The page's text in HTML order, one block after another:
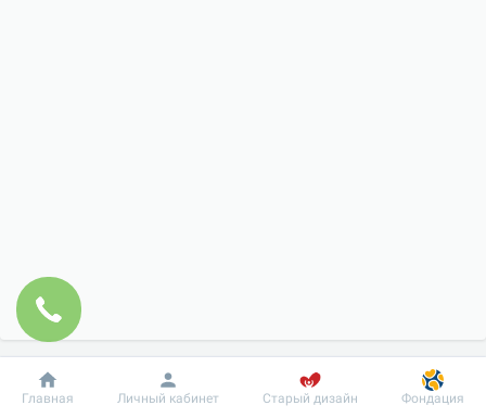
Добробут Информация Пациенту
Главная Личный кабинет Старый дизайн Фондация